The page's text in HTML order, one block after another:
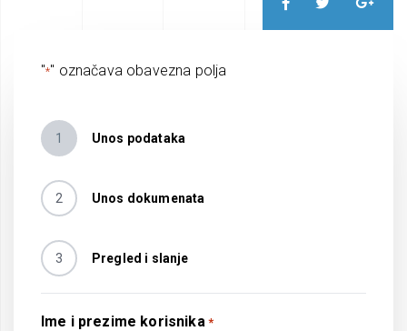
"*" označava obavezna polja
1 Unos podataka
2 Unos dokumenata
3 Pregled i slanje
Ime i prezime korisnika *